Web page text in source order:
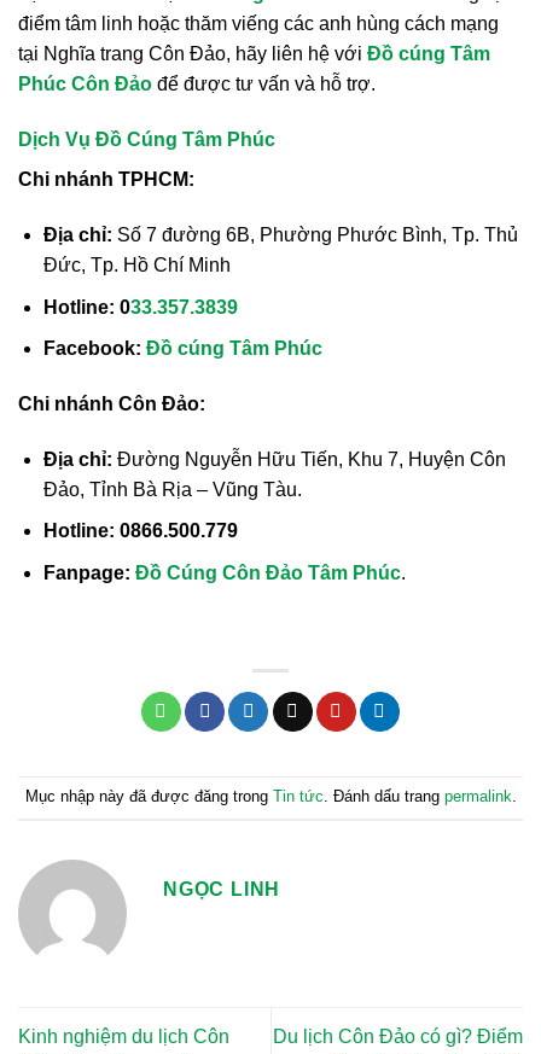
điểm tâm linh hoặc thăm viếng các anh hùng cách mạng
tại Nghĩa trang Côn Đảo, hãy liên hệ với Đồ cúng Tâm
Phúc Côn Đảo để được tư vấn và hỗ trợ.
Dịch Vụ Đồ Cúng Tâm Phúc
Chi nhánh TPHCM:
Địa chỉ: Số 7 đường 6B, Phường Phước Bình, Tp. Thủ
Đức, Tp. Hồ Chí Minh
Hotline: 033.357.3839
Facebook: Đồ cúng Tâm Phúc
Chi nhánh Côn Đảo:
Địa chỉ: Đường Nguyễn Hữu Tiến, Khu 7, Huyện Côn
Đảo, Tỉnh Bà Rịa – Vũng Tàu.
Hotline: 0866.500.779
Fanpage: Đồ Cúng Côn Đảo Tâm Phúc.
Mục nhập này đã được đăng trong Tin tức. Đánh dấu trang permalink.
NGỌC LINH
Kinh nghiệm du lịch Côn
Du lịch Côn Đảo có gì? Điểm